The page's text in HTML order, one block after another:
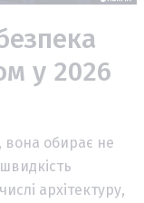
у 2026
вона обирає не
архітектуру,